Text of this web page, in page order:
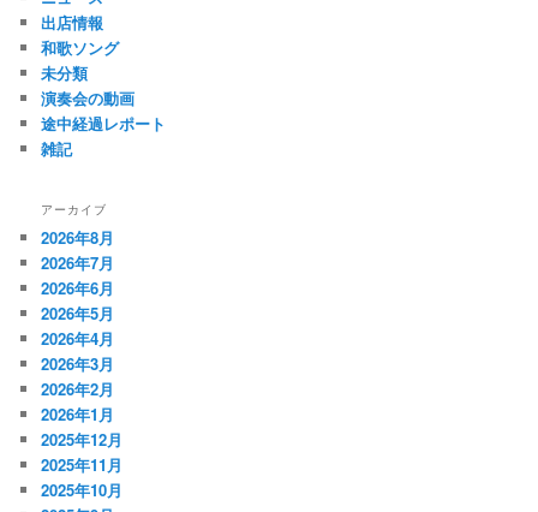
出店情報
和歌ソング
未分類
演奏会の動画
途中経過レポート
雑記
アーカイブ
2026年8月
2026年7月
2026年6月
2026年5月
2026年4月
2026年3月
2026年2月
2026年1月
2025年12月
2025年11月
2025年10月